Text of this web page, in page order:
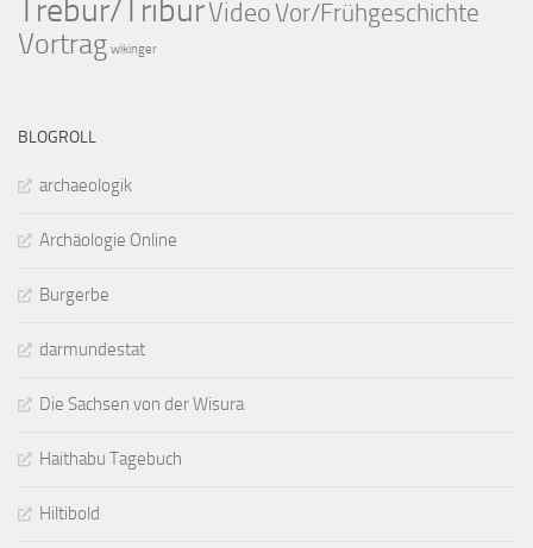
Trebur/TriburVideoVor/Frühgeschichte
Vortrag wikinger
BLOGROLL
archaeologik
Archäologie Online
Burgerbe
darmundestat
Die Sachsen von der Wisura
Haithabu Tagebuch
Hiltibold